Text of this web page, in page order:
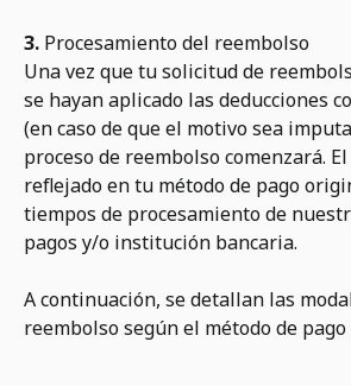
3. Procesamiento del reembolso
Una vez que tu solicitud de
se hayan aplicado las deducciones
(en caso de que el motivo sea
proceso de reembolso comenzará.
reflejado en tu método de pago
tiempos de procesamiento de
pagos y/o institución bancaria.
A continuación, se detallan las
reembolso según el método de